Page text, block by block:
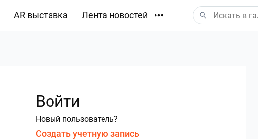
AR выставка Лента новостей
Войти
Новый пользователь?
Создать учетную запись